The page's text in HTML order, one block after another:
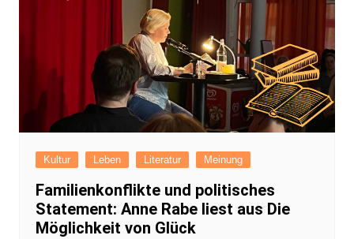
Kultur Leben Literatur Meinung
Familienkonflikte und politisches
Statement: Anne Rabe liest aus Die
Möglichkeit von Glück